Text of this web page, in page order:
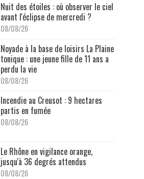
Nuit des étoiles : où observer le ciel
avant l'éclipse de mercredi ?
08/08/26
Noyade à la base de loisirs La Plaine
tonique : une jeune fille de 11 ans a
perdu la vie
08/08/26
Incendie au Creusot : 9 hectares
partis en fumée
08/08/26
Le Rhône en vigilance orange,
jusqu'à 36 degrés attendus
08/08/26